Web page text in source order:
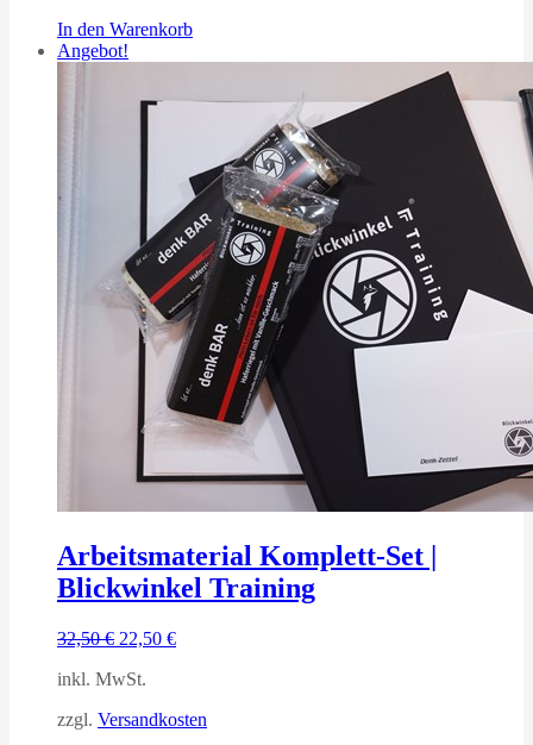
In den Warenkorb
Angebot!
Arbeitsmaterial Komplett-Set |
Blickwinkel Training
32,50€ Ursprünglicher
war:
22,50 €Aktueller
inkl. MwSt.
zzgl. Versandkosten